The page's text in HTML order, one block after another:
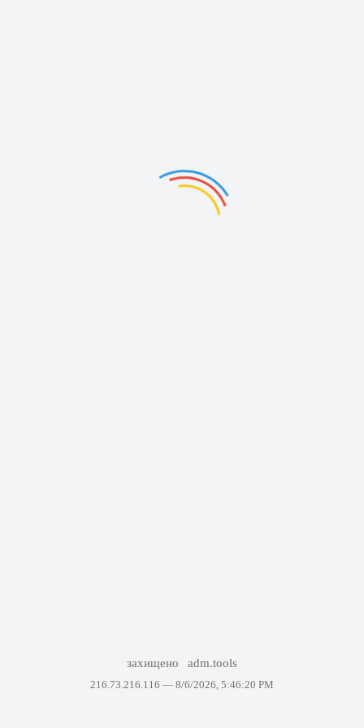
захищено adm.tools
216.73.216.116 — 8/6/2026, 5:46:20 PM